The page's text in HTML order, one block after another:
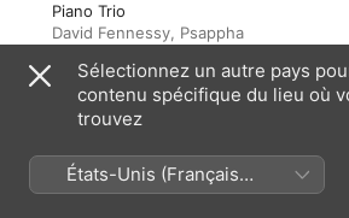
Piano Trio
David Fennessy, Psappha
D. FENNESSY: 13 FACTORIES
Introduction (Live)
Ensemble Modern,Johannes Kalitzke
Sélectionnez un autre pays
contenu spécifique du lieu où
trouvez
États-Unis (Français
France)